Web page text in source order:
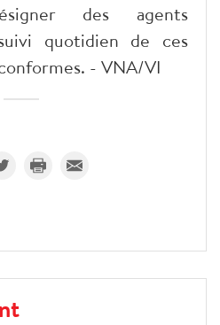
des agents
quotidien de ces
- VNA/VI